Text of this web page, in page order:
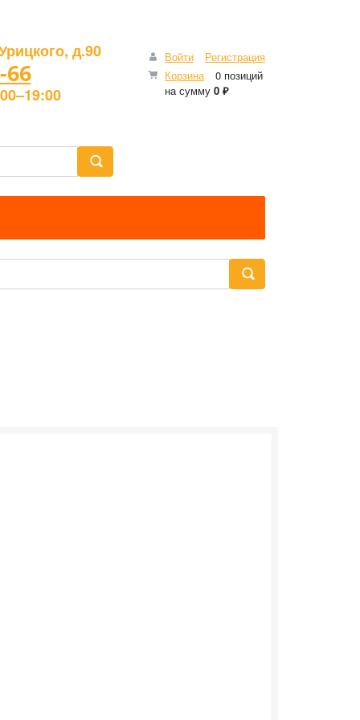
Войти
Регистрация
Корзина
0 позиций
на сумму 0 ₽
д.90
66